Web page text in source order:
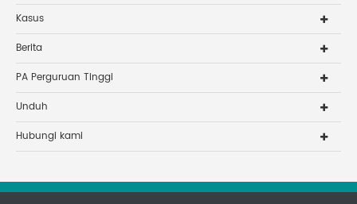
Kasus
Berita
PA Perguruan Tinggi
Unduh
Hubungi kami